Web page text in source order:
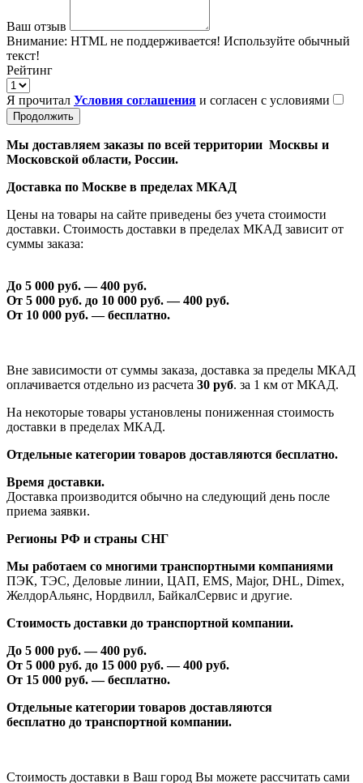
Ваш отзыв
Внимание: HTML не поддерживается! Используйте обычный
текст!
Рейтинг
Я прочитал Условия соглашения и согласен с условиями
Продолжить
Мы доставляем заказы по всей территории Москвы и
Московской области, России.
Доставка по Москве в пределах МКАД
Цены на товары на сайте приведены без учета стоимости
доставки. Стоимость доставки в пределах МКАД зависит от
суммы заказа:
До 5 000 руб. —400 руб.
От 5 000 руб. до 10 000 руб. —400 руб.
От 10 000 руб. — бесплатно.
Вне зависимости от суммы заказа, доставка за пределы МКАД
оплачивается отдельно из расчета 30 руб. за 1 км от МКАД.
На некоторые товары установлены пониженная стоимость
доставки в пределах МКАД.
Отдельные категории товаров доставляются бесплатно.
Время доставки.
Доставка производится обычно на следующий день после
приема заявки.
Регионы РФ и страны СНГ
Мы работаем со многими транспортными компаниями
ПЭК, ТЭС, Деловые линии, ЦАП, EMS, Major, DHL, Dimex,
ЖелдорАльянс, Нордвилл, БайкалСервис и другие.
Стоимость доставки до транспортной компании.
До 5 000 руб. —400 руб.
От 5 000 руб. до 15 000 руб. —400 руб.
От 15 000 руб. — бесплатно.
Отдельные категории товаров доставляются
бесплатно до транспортной компании.
Стоимость доставки в Ваш город Вы можете рассчитать сами